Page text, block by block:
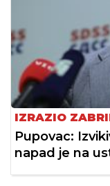
IZRAZIO
Pupovac:
napad je na